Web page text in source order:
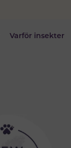
Varför insekter